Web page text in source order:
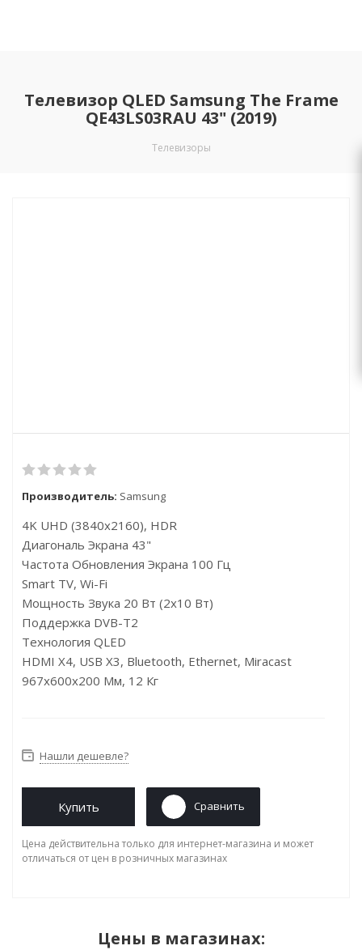
Телевизор QLED Samsung The Frame
QE43LS03RAU 43" (2019)
Телевизоры
Производитель: Samsung
4K UHD (3840x2160), HDR
Диагональ Экрана 43"
Частота Обновления Экрана 100 Гц
Smart TV, Wi-Fi
Мощность Звука 20 Вт (2х10 Вт)
Поддержка DVB-T2
Технология QLED
HDMI X4, USB X3, Bluetooth, Ethernet, Miracast
967x600x200 Мм, 12 Кг
Нашли дешевле?
Купить Сравнить
Цена действительна только для интернет-магазина и может
отличаться от цен в розничных магазинах
Цены в магазинах: